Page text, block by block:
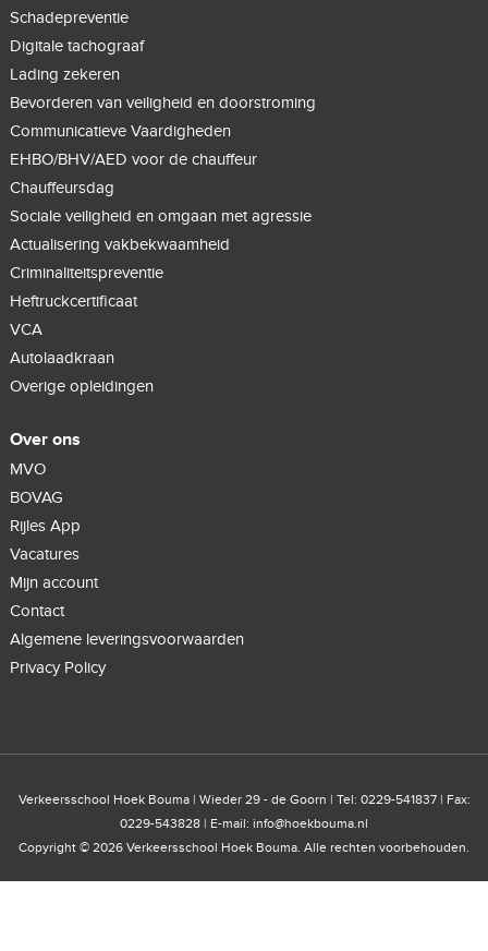
Schadepreventie
Digitale tachograaf
Lading zekeren
Bevorderen van veiligheid en doorstroming
Communicatieve Vaardigheden
EHBO/BHV/AED voor de chauffeur
Chauffeursdag
Sociale veiligheid en omgaan met agressie
Actualisering vakbekwaamheid
Criminaliteitspreventie
Heftruckcertificaat
VCA
Autolaadkraan
Overige opleidingen
Over ons
MVO
BOVAG
Rijles App
Vacatures
Mijn account
Contact
Algemene leveringsvoorwaarden
Privacy Policy
Verkeersschool Hoek Bouma | Wieder 29 - de Goorn | Tel: 0229-541837 | Fax:
0229-543828 | E-mail: info@hoekbouma.nl
Copyright © 2026 Verkeersschool Hoek Bouma. Alle rechten voorbehouden.